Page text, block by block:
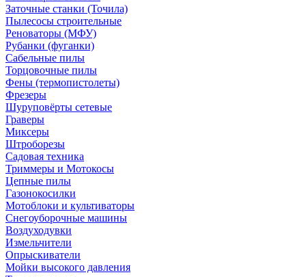
Заточные станки (Точила)
Пылесосы строительные
Реноваторы (МФУ)
Рубанки (фуганки)
Сабельные пилы
Торцовочные пилы
Фены (термопистолеты)
Фрезеры
Шуруповёрты сетевые
Граверы
Миксеры
Штроборезы
Садовая техника
Триммеры и Мотокосы
Цепные пилы
Газонокосилки
Мотоблоки и культиваторы
Снегоуборочные машины
Воздуходувки
Измельчители
Опрыскиватели
Мойки высокого давления